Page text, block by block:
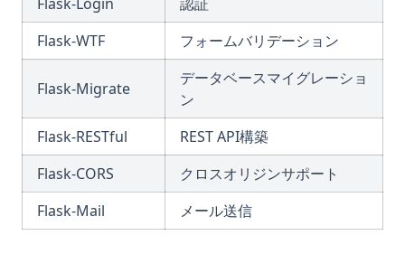
Flask-WTF
フォームバリデーション
Flask-Migrate
データベースマイグレーショ
ン
Flask-RESTful
REST API構築
Flask-CORS
クロスオリジンサポート
Flask-Mail
メール送信